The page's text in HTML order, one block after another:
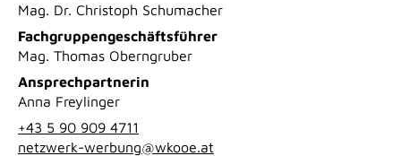
Mag. Dr. Christoph Schumacher
Fachgruppengeschäftsführer
Mag. Thomas Oberngruber
Ansprechpartnerin
Anna Freylinger
+43 5 90 909 4711
netzwerk-werbung@wkooe.at